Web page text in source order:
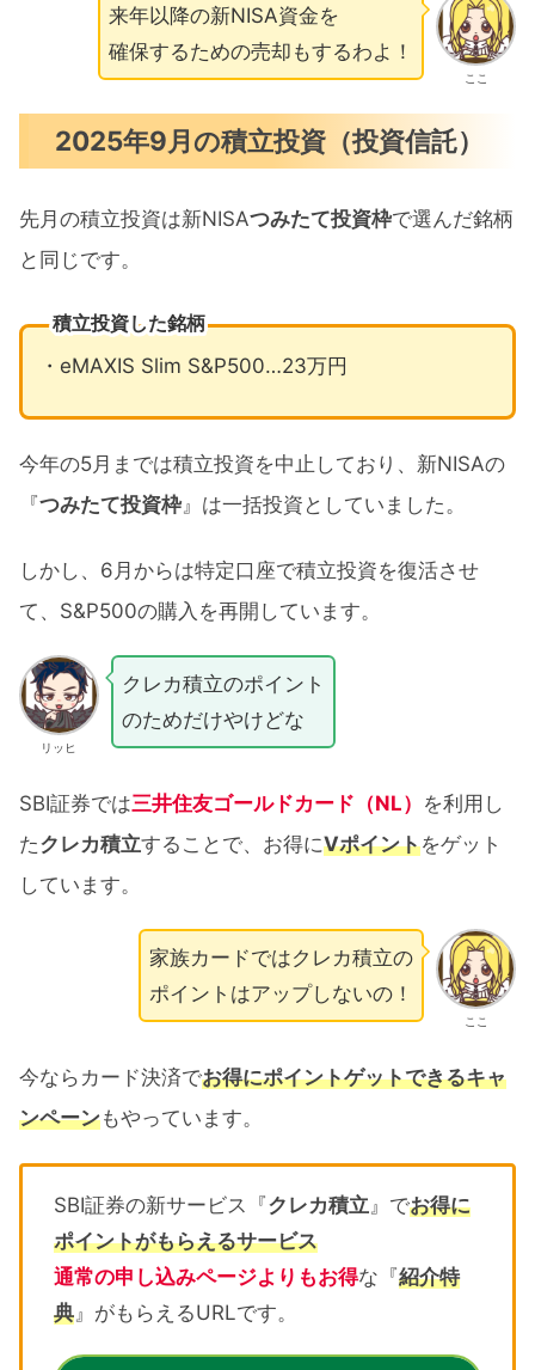
ここ
来年以降の新NISA資金を
確保するための売却もするわよ！
2025年9月の積立投資（投資信託）
先月の積立投資は新NISAつみたて投資枠で選んだ銘柄
と同じです。
積立投資した銘柄
・eMAXIS Slim S&P500…23万円
今年の5月までは積立投資を中止しており、新NISAの
『つみたて投資枠』は一括投資としていました。
しかし、6月からは特定口座で積立投資を復活させ
て、S&P500の購入を再開しています。
リッヒ
クレカ積立のポイント
のためだけやけどな
SBI証券では三井住友ゴールドカード（NL） を利用し
たクレカ積立することで、お得にVポイントをゲット
しています。
ここ
家族カードではクレカ積立の
ポイントはアップしないの！
今ならカード決済でお得にポイントゲットできるキャ
ンペーンもやっています。
SBI証券の新サービス『クレカ積立 』でお得に
ポイントがもらえるサービス
通常の申し込みページよりもお得な『紹介特
典』がもらえるURLです。